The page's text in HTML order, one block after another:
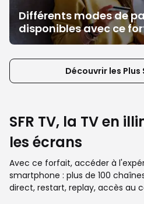
Différents modes de
disponibles avec ce
Découvrir les
SFR TV, la TV en
les écrans
Avec ce forfait, accéder à
smartphone : plus de 100
direct, restart, replay, accès au